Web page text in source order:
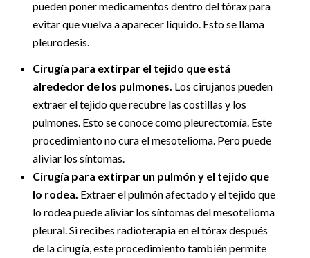
pueden poner medicamentos dentro del tórax para
evitar que vuelva a aparecer líquido. Esto se llama
pleurodesis.
Cirugía para extirpar el tejido que está
alrededor de los pulmones. Los cirujanos pueden
extraer el tejido que recubre las costillas y los
pulmones. Esto se conoce como pleurectomía. Este
procedimiento no cura el mesotelioma. Pero puede
aliviar los síntomas.
Cirugía para extirpar un pulmón y el tejido que
lo rodea. Extraer el pulmón afectado y el tejido que
lo rodea puede aliviar los síntomas del mesotelioma
pleural. Si recibes radioterapia en el tórax después
de la cirugía, este procedimiento también permite